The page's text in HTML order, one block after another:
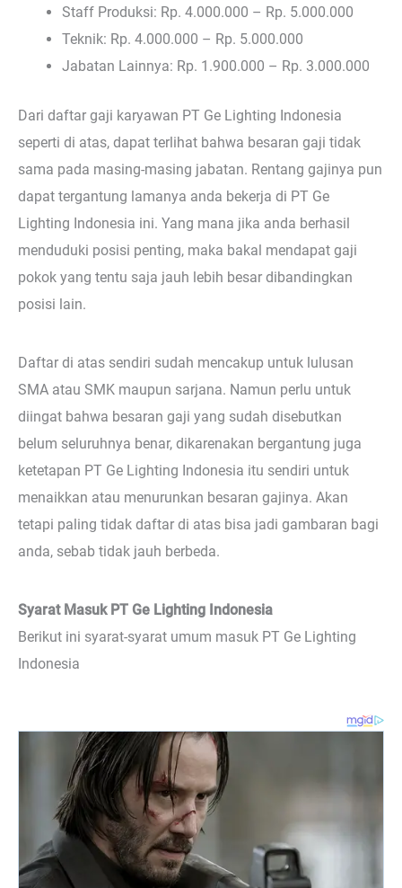
Staff Produksi: Rp. 4.000.000 – Rp. 5.000.000
Teknik: Rp. 4.000.000 – Rp. 5.000.000
Jabatan Lainnya: Rp. 1.900.000 – Rp. 3.000.000
Dari daftar gaji karyawan PT Ge Lighting Indonesia
seperti di atas, dapat terlihat bahwa besaran gaji tidak
sama pada masing-masing jabatan. Rentang gajinya pun
dapat tergantung lamanya anda bekerja di PT Ge
Lighting Indonesia ini. Yang mana jika anda berhasil
menduduki posisi penting, maka bakal mendapat gaji
pokok yang tentu saja jauh lebih besar dibandingkan
posisi lain.
Daftar di atas sendiri sudah mencakup untuk lulusan
SMA atau SMK maupun sarjana. Namun perlu untuk
diingat bahwa besaran gaji yang sudah disebutkan
belum seluruhnya benar, dikarenakan bergantung juga
ketetapan PT Ge Lighting Indonesia itu sendiri untuk
menaikkan atau menurunkan besaran gajinya. Akan
tetapi paling tidak daftar di atas bisa jadi gambaran bagi
anda, sebab tidak jauh berbeda.
Syarat Masuk PT Ge Lighting Indonesia
Berikut ini syarat-syarat umum masuk PT Ge Lighting
Indonesia